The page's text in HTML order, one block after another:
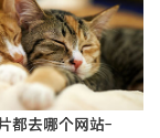
都去哪个网站-